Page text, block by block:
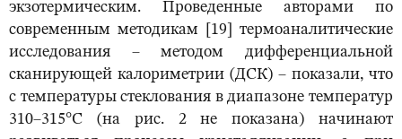
экзотермическим. Проведенные авторами по
современным методикам [19] термоаналитические
исследования – методом дифференциальной
сканирующей калориметрии (ДСК) – показали, что
с температуры стеклования в диапазоне температур
310–315°С (на рис. 2 не показана) начинают